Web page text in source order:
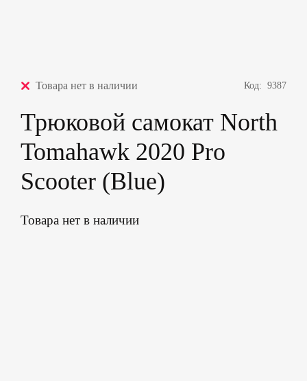
Товара нет в наличии Код:9387
Трюковой самокат North
Tomahawk 2020 Pro
Scooter (Blue)
Товара нет в наличии